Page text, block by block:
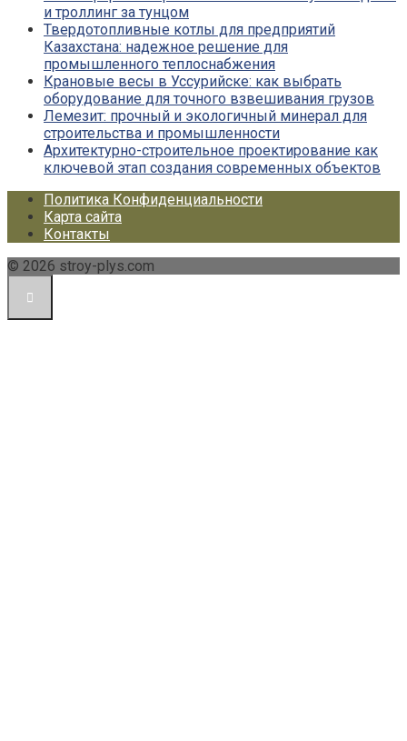
и троллинг за тунцом
Твердотопливные котлы для предприятий
Казахстана: надежное решение для
промышленного теплоснабжения
Крановые весы в Уссурийске: как выбрать
оборудование для точного взвешивания грузов
Лемезит: прочный и экологичный минерал для
строительства и промышленности
Архитектурно-строительное проектирование как
ключевой этап создания современных объектов
Политика Конфиденциальности
Карта сайта
Контакты
© 2026 stroy-plys.com